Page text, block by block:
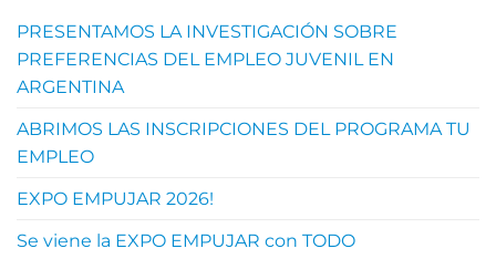
PRESENTAMOS LA INVESTIGACIÓN SOBRE
PREFERENCIAS DEL EMPLEO JUVENIL EN
ARGENTINA
ABRIMOS LAS INSCRIPCIONES DEL PROGRAMA TU
EMPLEO
EXPO EMPUJAR 2026!
Se viene la EXPO EMPUJAR con TODO